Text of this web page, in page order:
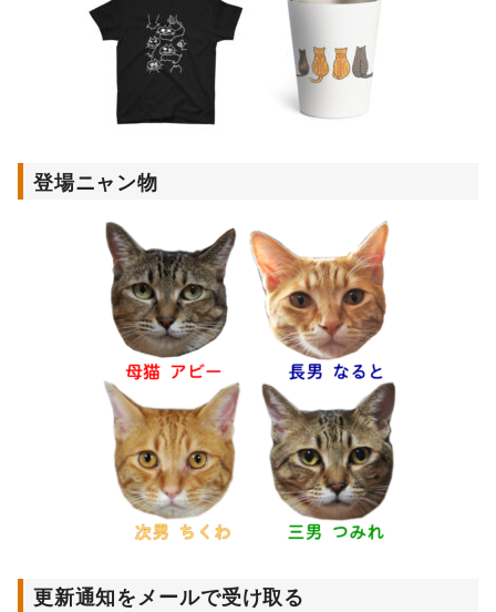
登場ニャン物
更新通知をメールで受け取る